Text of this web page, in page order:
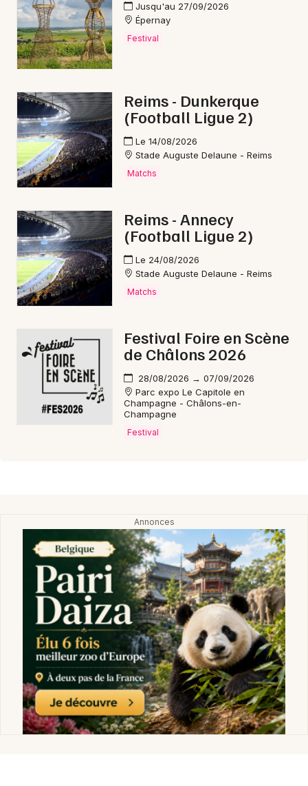
Jusqu'au 27/09/2026
Épernay
Festival
Reims - Dunkerque
(Football Ligue 2)
Le 14/08/2026
Stade Auguste Delaune - Reims
Matchs
Reims - Annecy
(Football Ligue 2)
Le 24/08/2026
Stade Auguste Delaune - Reims
Matchs
Festival Foire en Scène
de Châlons 2026
28/08/2026 → 07/09/2026
Parc expo Le Capitole en
Champagne - Châlons-en-
Champagne
Festival